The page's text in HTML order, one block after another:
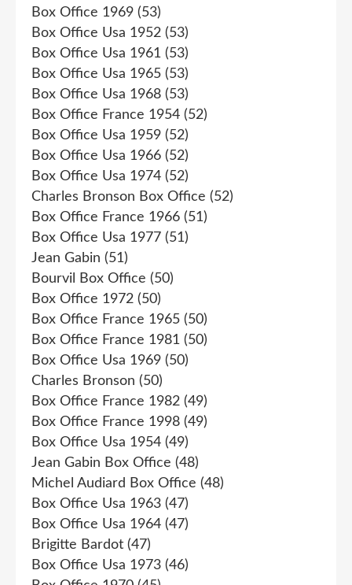
Box Office 1969 (53)
Box Office Usa 1952 (53)
Box Office Usa 1961 (53)
Box Office Usa 1965 (53)
Box Office Usa 1968 (53)
Box Office France 1954 (52)
Box Office Usa 1959 (52)
Box Office Usa 1966 (52)
Box Office Usa 1974 (52)
Charles Bronson Box Office (52)
Box Office France 1966 (51)
Box Office Usa 1977 (51)
Jean Gabin (51)
Bourvil Box Office (50)
Box Office 1972 (50)
Box Office France 1965 (50)
Box Office France 1981 (50)
Box Office Usa 1969 (50)
Charles Bronson (50)
Box Office France 1982 (49)
Box Office France 1998 (49)
Box Office Usa 1954 (49)
Jean Gabin Box Office (48)
Michel Audiard Box Office (48)
Box Office Usa 1963 (47)
Box Office Usa 1964 (47)
Brigitte Bardot (47)
Box Office Usa 1973 (46)